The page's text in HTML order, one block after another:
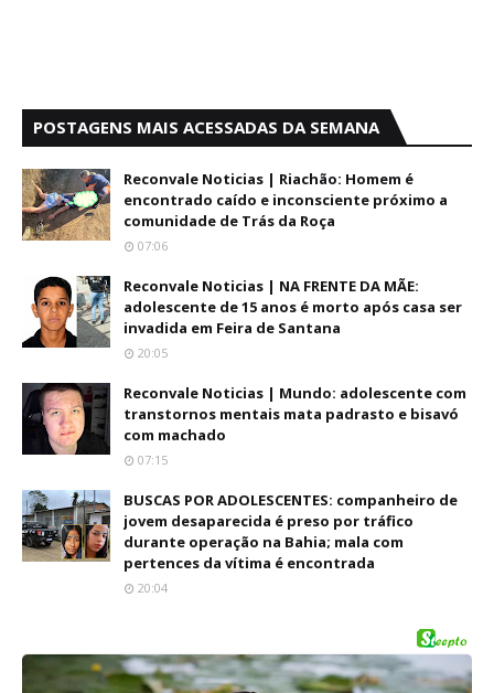
POSTAGENS MAIS ACESSADAS DA SEMANA
Reconvale Noticias | Riachão: Homem é
encontrado caído e inconsciente próximo a
comunidade de Trás da Roça
07:06
Reconvale Noticias | NA FRENTE DA MÃE:
adolescente de 15 anos é morto após casa ser
invadida em Feira de Santana
20:05
Reconvale Noticias | Mundo: adolescente com
transtornos mentais mata padrasto e bisavó
com machado
07:15
BUSCAS POR ADOLESCENTES: companheiro de
jovem desaparecida é preso por tráfico
durante operação na Bahia; mala com
pertences da vítima é encontrada
20:04